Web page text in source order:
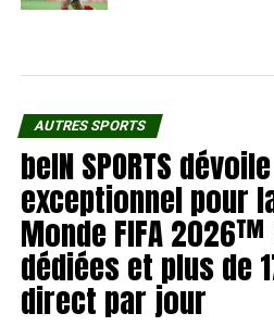
AUTRES SPORTS
beIN SPORTS
exceptionnel pour
Monde FIFA
dédiées et plus de
direct par jour